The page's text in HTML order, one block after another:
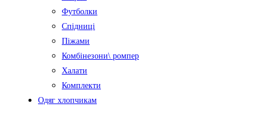
Футболки
Спідниці
Піжами
Комбінезони\ ромпер
Халати
Комплекти
Одяг хлопчикам